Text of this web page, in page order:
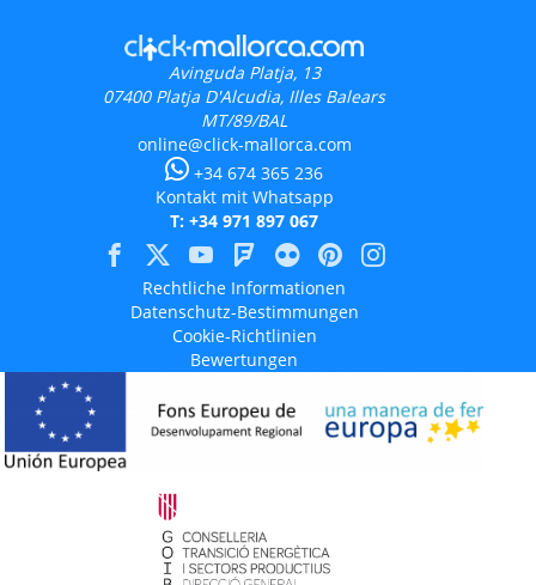
Avinguda Platja, 13
07400 Platja D'Alcudia, Illes Balears
MT/89/BAL
online@click-mallorca.com
+34 674 365 236
Kontakt mit Whatsapp
T: +34 971 897 067
Rechtliche Informationen
Datenschutz-Bestimmungen
Cookie-Richtlinien
Bewertungen